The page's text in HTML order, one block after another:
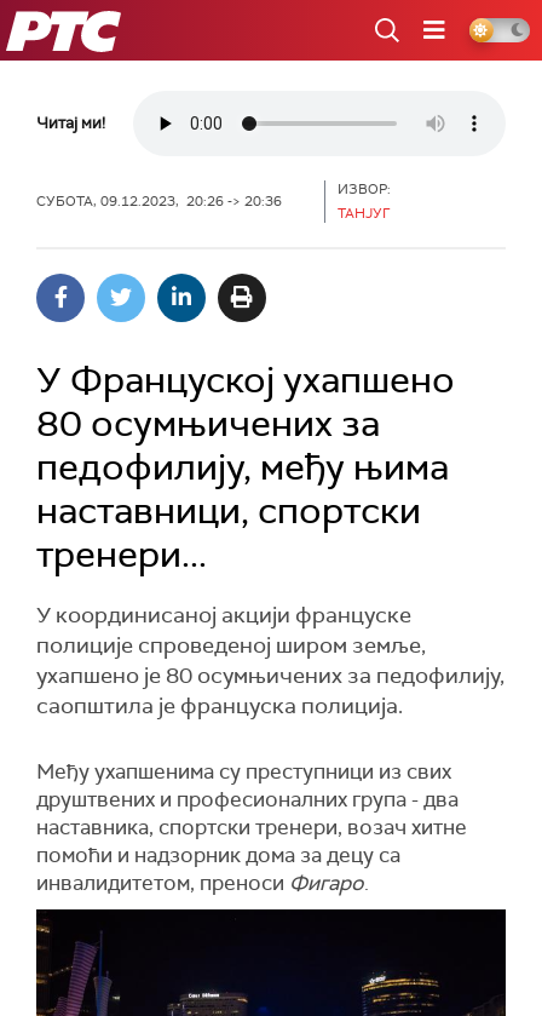
РТС
Читај ми!
СУБОТА, 09.12.2023, 20:26 -> 20:36
ИЗВОР:
ТАНЈУГ
У Француској ухапшено
80 осумњичених за
педофилију, међу њима
наставници, спортски
тренери...
У координисаној акцији француске
полиције спроведеној широм земље,
ухапшено је 80 осумњичених за педофилију,
саопштила је француска полиција.
Међу ухапшенима су преступници из свих
друштвених и професионалних група - два
наставника, спортски тренери, возач хитне
помоћи и надзорник дома за децу са
инвалидитетом, преноси Фигаро.